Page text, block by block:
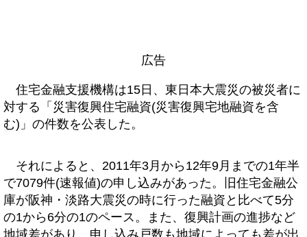
広告
住宅金融支援機構は15日、東日本大震災の被災者に
対する「災害復興住宅融資(災害復興宅地融資を含
む)」の件数を公表した。
それによると、2011年3月から12年9月までの1年半
で7079件(速報値)の申し込みがあった。旧住宅金融公
庫が阪神・淡路大震災の時に行った融資と比べて5分
の1から6分の1のペース。また、復興計画の進捗など
地域差があり、申し込み戸数も地域によっても差が出